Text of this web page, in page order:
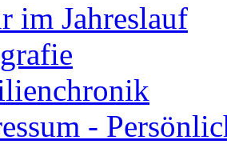
im Jahreslauf
-